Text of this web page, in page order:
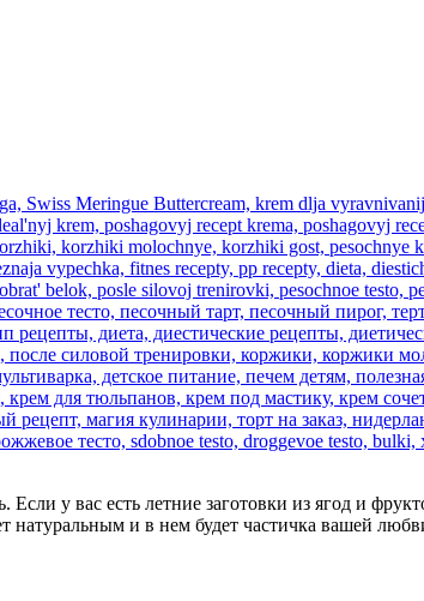
у вас есть летние заготовки из ягод и
натуральным и в нем будет частичка вашей